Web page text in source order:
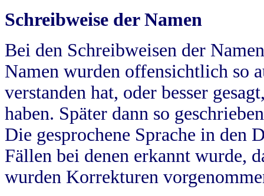
Schreibweise der Namen
Bei den Schreibweisen der
Namen wurden offensichtlich so
verstanden hat, oder besser
haben. Später dann so
Die gesprochene Sprache in
Fällen bei denen erkannt wurde,
wurden Korrekturen